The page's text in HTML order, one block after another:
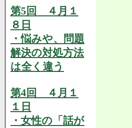
第5回 ４月１
８日
・悩みや、問題
解決の対処方法
は全く違う
第4回 ４月１
１日
・女性の「話が